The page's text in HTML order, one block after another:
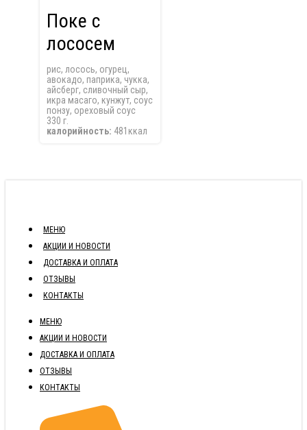
Поке с
лососем
рис, лосось, огурец,
авокадо, паприка, чукка,
айсберг, сливочный сыр,
икра масаго, кунжут, соус
понзу, ореховый соус
330 г.
калорийность: 481ккал
МЕНЮ
АКЦИИ И НОВОСТИ
ДОСТАВКА И ОПЛАТА
ОТЗЫВЫ
КОНТАКТЫ
МЕНЮ
АКЦИИ И НОВОСТИ
ДОСТАВКА И ОПЛАТА
ОТЗЫВЫ
КОНТАКТЫ